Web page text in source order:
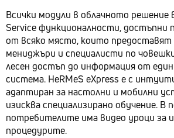
Всички модули в облачното решение
Service функционалности, достъпни
от всяко място, които предоставят
мениджъри и специалисти по
лесен достъп до информация от
система. HeRMeS eXpress е с
адаптиран за настолни и мобилни
изисква специализирано обучение. В
потребителите има видео уроци за
процедурите.